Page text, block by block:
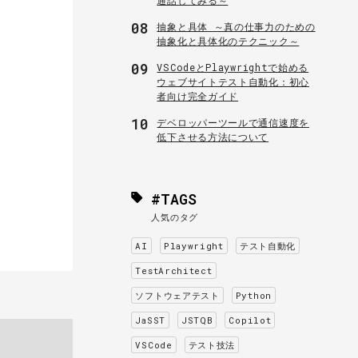
08
抽象と具体 ～真の仕事力のための
抽象化と具体化のテクニック～
09
VSCodeとPlaywrightで始める
ウェブサイトテスト自動化：初心
者向け完全ガイド
10
デベロッパーツールで通信速度を
低下させる方法について
#TAGS
人気のタグ
AI Playwright テスト自動化
TestArchitect
ソフトウェアテスト Python
JaSST JSTQB Copilot
VSCode テスト技法